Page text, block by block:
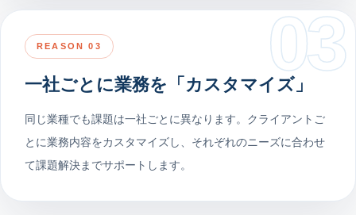
03
REASON 03
一社ごとに業務を「カスタマイズ」
同じ業種でも課題は一社ごとに異なります。クライアントご
とに業務内容をカスタマイズし、それぞれのニーズに合わせ
て課題解決までサポートします。